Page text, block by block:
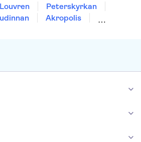
Louvren
Peterskyrkan
Akropolis